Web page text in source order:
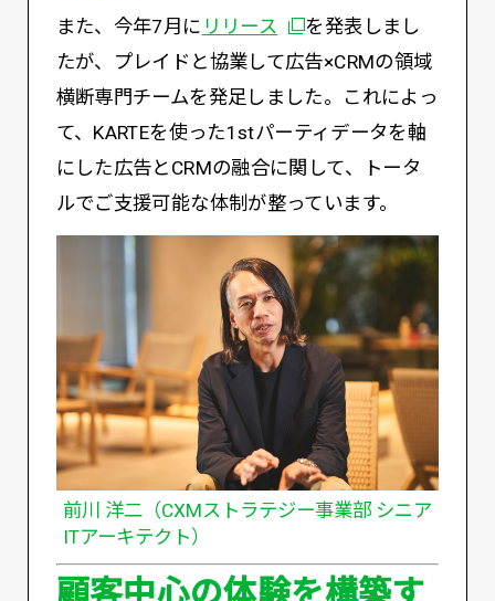
また、今年7月に リリース 別ウィンドウで開く
を発表しまし
たが、プレイドと協業して広告×CRMの領域
横断専門チームを発足しました。これによっ
て、KARTEを使った1stパーティデータを軸
にした広告とCRMの融合に関して、トータ
ルでご支援可能な体制が整っています。
前川 洋二（CXMストラテジー事業部 シニア
ITアーキテクト）
顧客中心の体験を構築す